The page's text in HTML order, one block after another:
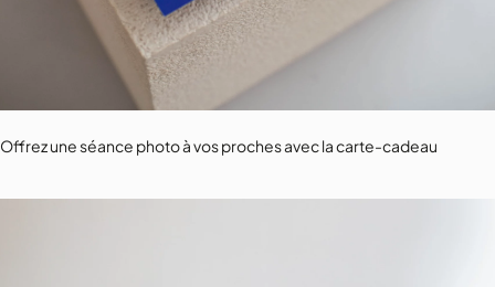
Offrez une séance photo à vos proches avec la carte-cadeau